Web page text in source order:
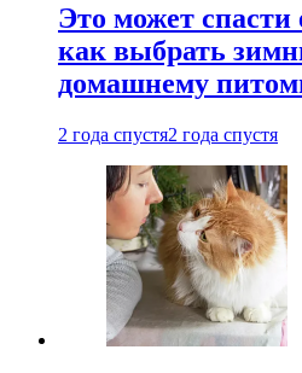
Это может
как выбрать
домашнему
2 года спустя2 года спустя